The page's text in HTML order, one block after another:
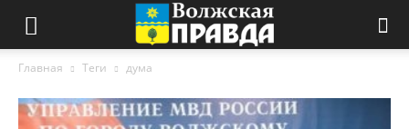
Главная Теги дума